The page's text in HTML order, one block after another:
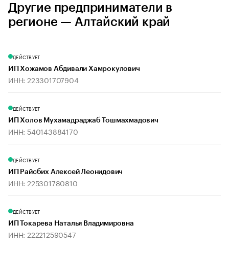
Другие предприниматели в
регионе — Алтайский край
ДЕЙСТВУЕТ
ИП Хожамов Абдивали Хамрокулович
ИНН: 223301707904
ДЕЙСТВУЕТ
ИП Холов Мухамадраджаб Тошмахмадович
ИНН: 540143884170
ДЕЙСТВУЕТ
ИП Райсбих Алексей Леонидович
ИНН: 225301780810
ДЕЙСТВУЕТ
ИП Токарева Наталья Владимировна
ИНН: 222212590547